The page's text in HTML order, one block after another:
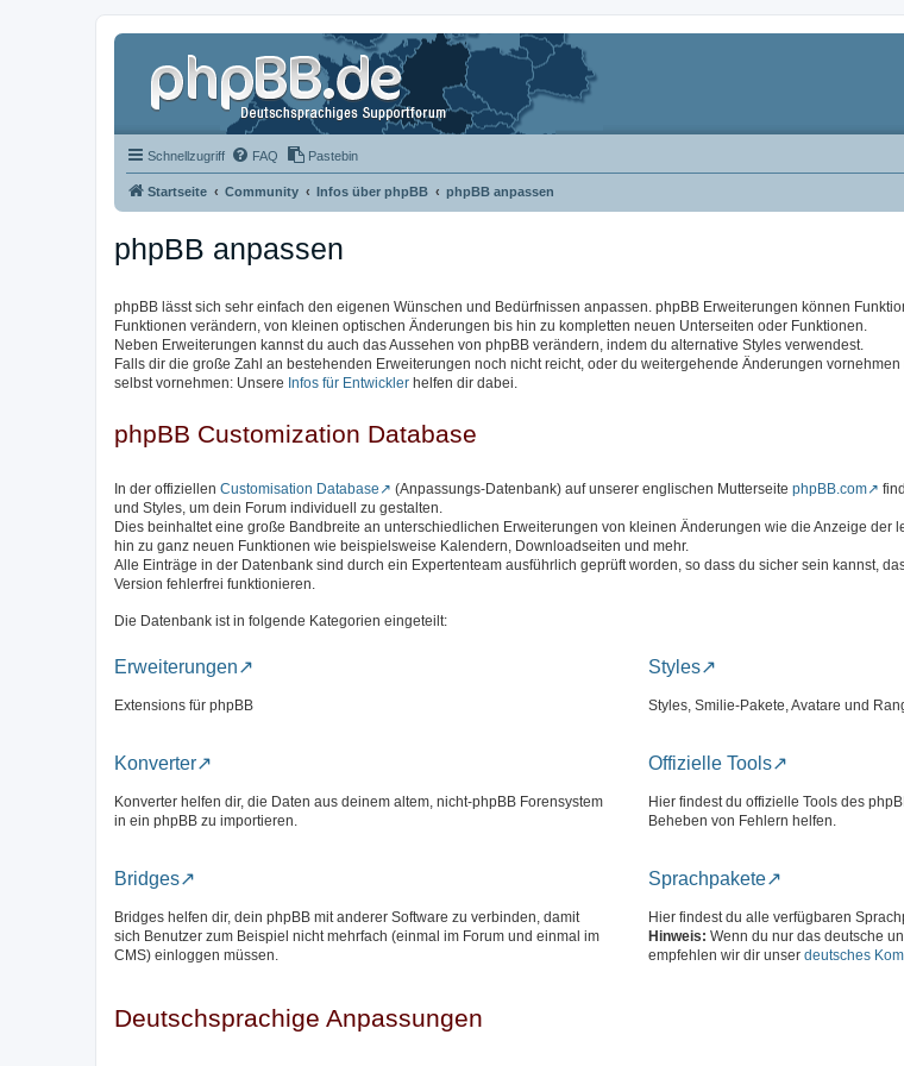
Schnellzugriff FAQ Pastebin
Startseite Community Infos über phpBB phpBB anpassen
phpBB anpassen
phpBB lässt sich sehr einfach den eigenen Wünschen und Bedürfnissen anpassen. phpBB Erweiterungen können
Funktionen verändern, von kleinen optischen Änderungen bis hin zu kompletten neuen Unterseiten oder Funktionen.
Neben Erweiterungen kannst du auch das Aussehen von phpBB verändern, indem du alternative Styles verwendest.
Falls dir die große Zahl an bestehenden Erweiterungen noch nicht reicht, oder du weitergehende Änderungen
selbst vornehmen: Unsere Infos für Entwickler helfen dir dabei.
phpBB Customization Database
In der offiziellen Customisation Database (Anpassungs-Datenbank) auf unserer englischen Mutterseite phpBB.com
und Styles, um dein Forum individuell zu gestalten.
Dies beinhaltet eine große Bandbreite an unterschiedlichen Erweiterungen von kleinen Änderungen wie die Anzeige der
hin zu ganz neuen Funktionen wie beispielsweise Kalendern, Downloadseiten und mehr.
Alle Einträge in der Datenbank sind durch ein Expertenteam ausführlich geprüft worden, so dass du sicher sein kannst,
Version fehlerfrei funktionieren.
Die Datenbank ist in folgende Kategorien eingeteilt:
Erweiterungen
Extensions für phpBB
Styles
Styles, Smilie-Pakete, Avatare und
Konverter
Konverter helfen dir, die Daten aus deinem altem, nicht-phpBB Forensystem
in ein phpBB zu importieren.
Offizielle Tools
Hier findest du offizielle Tools des
Beheben von Fehlern helfen.
Bridges
Bridges helfen dir, dein phpBB mit anderer Software zu verbinden, damit
sich Benutzer zum Beispiel nicht mehrfach (einmal im Forum und einmal im
CMS) einloggen müssen.
Sprachpakete
Hier findest du alle verfügbaren
Hinweis: Wenn du nur das deutsche
empfehlen wir dir unserdeutsches
Deutschsprachige Anpassungen